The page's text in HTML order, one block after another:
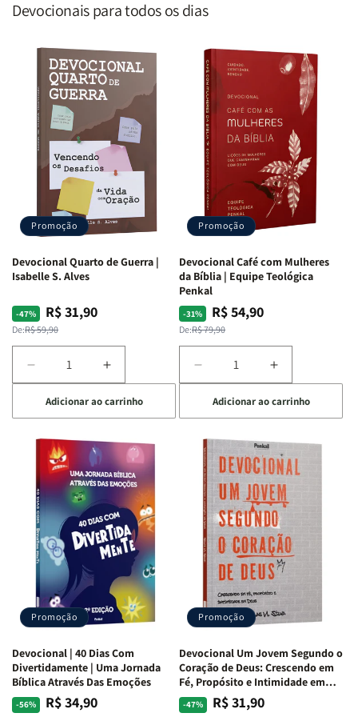
Devocionais para todos os dias
Promoção
Devocional Quarto de Guerra |
Isabelle S. Alves
-47%
Preço
normal
De:R$ 59,90
Preço
promocional
R$ 31,90
Diminuir
a
quantidade
de
Devocional
Quarto
de
Guerra
Isabelle
S.
Alves
Aumentar
a
quantidade
de
Devocional
Quarto
de
Guerra
|
Isabelle
S.
Alves
Adicionar ao carrinho
Promoção
Devocional Café com Mulheres
da Bíblia | Equipe Teológica
Penkal
-31%
Preço
normal
De:R$ 79,90
Preço
promocional
R$ 54,90
Diminuir
a
quantidade
de
Devocional
Café
com
Mulheres
da
Bíblia
Equipe
Teológica
Penkal
Aumentar
a
quantidade
de
Devocional
Café
com
Mulheres
da
Bíblia
|
Equipe
Teológica
Penkal
Adicionar ao carrinho
Promoção
Devocional | 40 Dias Com
Divertidamente | Uma Jornada
Bíblica Através Das Emoções
-56%
Preço
PreçoR$ 34,90
Promoção
Devocional Um Jovem Segundo o
Coração de Deus: Crescendo em
Fé, Propósito e Intimidade em
Deus
-47%
Preço
PreçoR$ 31,90